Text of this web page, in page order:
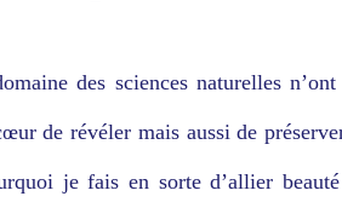
des sciences naturelles
de révéler mais aussi de
je fais en sorte d’allier